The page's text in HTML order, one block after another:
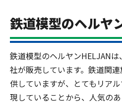
鉄道模型のヘルヤ
鉄道模型のヘルヤンHELJAN
社が販売しています。鉄道関
供していますが、とてもリア
現していることから、人気の